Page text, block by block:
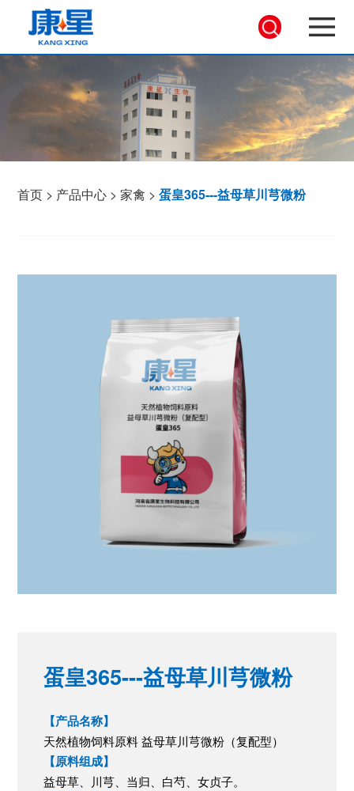
首页 > 产品中心 >家禽 >蛋皇365---益母草川芎微粉
蛋皇365---益母草川芎微粉
【产品名称】
天然植物饲料原料 益母草川芎微粉（复配型）
【原料组成】
益母草、川芎、当归、白芍、女贞子。